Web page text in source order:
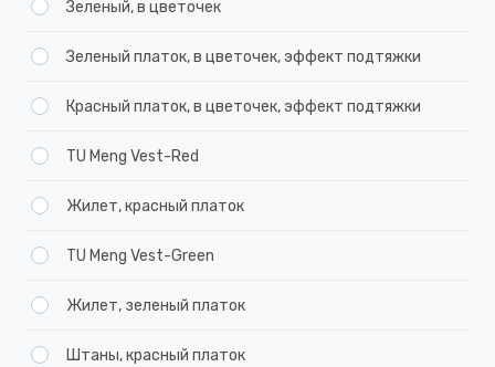
Зеленый, в цветочек
Зеленый платок, в цветочек, эффект подтяжки
Красный платок, в цветочек, эффект подтяжки
TU Meng Vest-Red
Жилет, красный платок
TU Meng Vest-Green
Жилет, зеленый платок
Штаны, красный платок